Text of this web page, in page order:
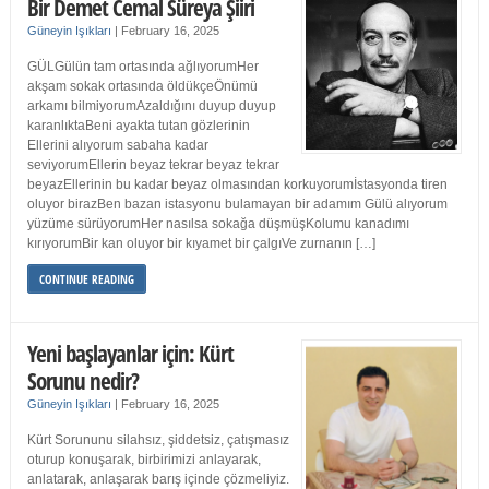
Bir Demet Cemal Süreya Şiiri
Güneyin Işıkları | February 16, 2025
GÜLGülün tam ortasında ağlıyorumHer
akşam sokak ortasında öldükçeÖnümü
arkamı bilmiyorumAzaldığını duyup duyup
karanlıktaBeni ayakta tutan gözlerinin
Ellerini alıyorum sabaha kadar
seviyorumEllerin beyaz tekrar beyaz tekrar
beyazEllerinin bu kadar beyaz olmasından korkuyorumİstasyonda tiren
oluyor birazBen bazan istasyonu bulamayan bir adamım Gülü alıyorum
yüzüme sürüyorumHer nasılsa sokağa düşmüşKolumu kanadımı
kırıyorumBir kan oluyor bir kıyamet bir çalgıVe zurnanın […]
CONTINUE READING
Yeni başlayanlar için: Kürt
Sorunu nedir?
Güneyin Işıkları | February 16, 2025
Kürt Sorununu silahsız, şiddetsiz, çatışmasız
oturup konuşarak, birbirimizi anlayarak,
anlatarak, anlaşarak barış içinde çözmeliyiz.